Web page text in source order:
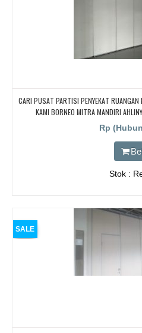
CARI PUSAT PARTISI PENYEKAT
KAMI BORNEO MITRA MANDIRI
Rp
Stok :
SALE